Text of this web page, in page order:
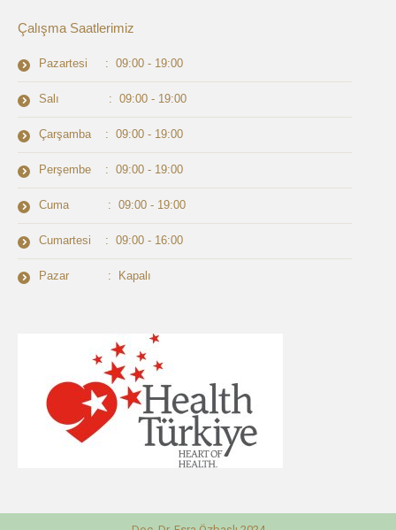
Çalışma Saatlerimiz
Pazartesi : 09:00 - 19:00
Salı : 09:00 - 19:00
Çarşamba : 09:00 - 19:00
Perşembe : 09:00 - 19:00
Cuma : 09:00 - 19:00
Cumartesi : 09:00 - 16:00
Pazar : Kapalı